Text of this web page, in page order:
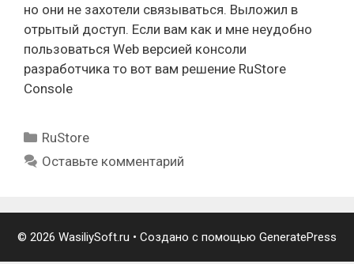
но они не захотели связываться. Выложил в
отрытый доступ. Если вам как и мне неудобно
пользоваться Web версией консоли
разработчика то вот вам решение RuStore
Console
Рубрики
RuStore
Оставьте комментарий
© 2026 WasiliySoft.ru • Создано с помощью GeneratePress